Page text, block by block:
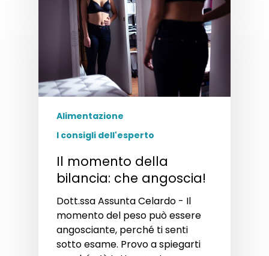
Alimentazione
I consigli dell'esperto
Il momento della
bilancia: che angoscia!
Dott.ssa Assunta Celardo - Il
momento del peso può essere
angosciante, perché ti senti
sotto esame. Provo a spiegarti